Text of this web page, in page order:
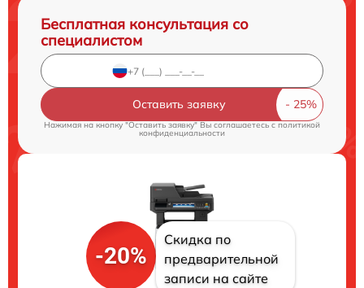
Бесплатная консультация со
специалистом
Оставить заявку
Нажимая на кнопку "Оставить заявку" Вы соглашаетесь c политикой
конфиденциальности
-20%
Скидка по
предварительной
записи на сайте